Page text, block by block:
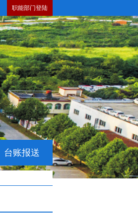
职能部门登陆
台账报送